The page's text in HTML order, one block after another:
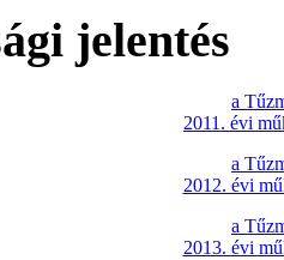
jelentés
a
2011. évi
a
2012. évi
a
2013. évi